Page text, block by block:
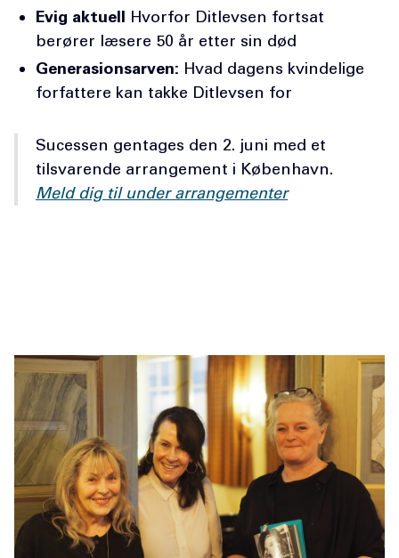
Evig aktuell Hvorfor Ditlevsen fortsat
berører læsere 50 år etter sin død
Generasionsarven: Hvad dagens kvindelige
forfattere kan takke Ditlevsen for
Sucessen gentages den 2. juni med et
tilsvarende arrangement i København.
Meld dig til under arrangementer